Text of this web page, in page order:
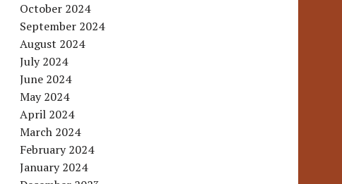
October 2024
September 2024
August 2024
July 2024
June 2024
May 2024
April 2024
March 2024
February 2024
January 2024